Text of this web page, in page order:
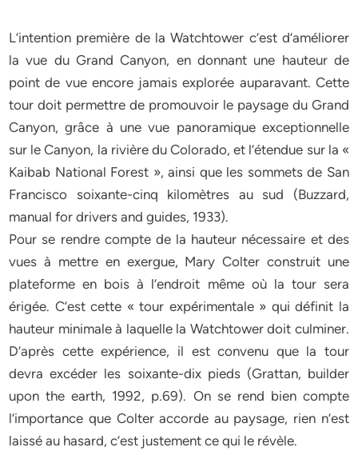
L’intention première de la Watchtower c’est d’améliorer
la vue du Grand Canyon, en donnant une hauteur de
point de vue encore jamais explorée auparavant. Cette
tour doit permettre de promouvoir le paysage du Grand
Canyon, grâce à une vue panoramique exceptionnelle
sur le Canyon, la rivière du Colorado, et l’étendue sur la «
Kaibab National Forest », ainsi que les sommets de San
Francisco soixante-cinq kilomètres au sud (Buzzard,
manual for drivers and guides, 1933).
Pour se rendre compte de la hauteur nécessaire et des
vues à mettre en exergue, Mary Colter construit une
plateforme en bois à l’endroit même où la tour sera
érigée. C’est cette « tour expérimentale » qui définit la
hauteur minimale à laquelle la Watchtower doit culminer.
D’après cette expérience, il est convenu que la tour
devra excéder les soixante-dix pieds (Grattan, builder
upon the earth, 1992, p.69). On se rend bien compte
l’importance que Colter accorde au paysage, rien n’est
laissé au hasard, c’est justement ce qui le révèle.